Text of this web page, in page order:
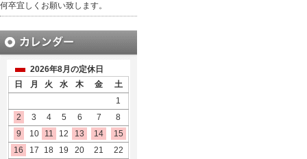
何卒宜しくお願い致します。
2026年8月の定休日
日
月 火 水 木 金
土
1
2
3 4 5 6 7
8
9
10 11 12 13 14
15
16
17 18 19 20 21
22